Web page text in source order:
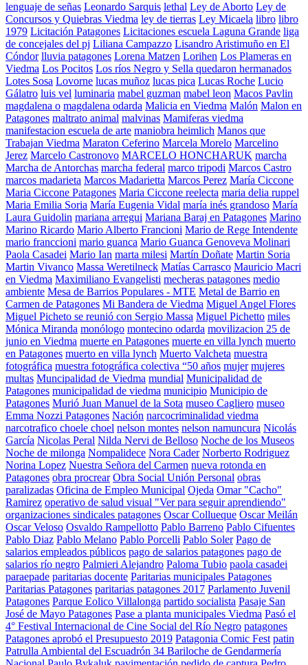
lenguaje de señas Leonardo Sarquis lethal Ley de Aborto Ley de
Concursos y Quiebras Viedma ley de tierras Ley Micaela libro libro
1979 Licitación Patagones Licitaciones escuela Laguna Grande liga
de concejales del pj Liliana Campazzo Lisandro Aristimuño en El
Cóndor lluvia patagones Lorena Matzen Lorihen Los Plameras en
Viedma Los Pocitos Los ríos Negro y Sella quedaron hermanados
Lotes Sosa Lovorne lucas muñoz lucas pica Lucas Roche Lucio
Gálatro luis vel luminaria mabel guzman mabel leon Macos Pavlin
magdalena o magdalena odarda Malicia en Viedma Malón Malon en
Patagones maltrato animal malvinas Mamiferas viedma
manifestacion escuela de arte maniobra heimlich Manos que
Trabajan Viedma Maraton Ceferino Marcela Morelo Marcelino
Jerez Marcelo Castronovo MARCELO HONCHARUK marcha
Marcha de Antorchas marcha federal marco tripodi Marcos Castro
marcos madarieta Marcos Madarietta Marcos Perez María Ciccone
Maria Ciccone Patagones Maria Ciccone reelecta maria delia ruppel
Maria Emilia Soria María Eugenia Vidal maría inés grandoso María
Laura Guidolin mariana arregui Mariana Baraj en Patagones Marino
Marino Ricardo Mario Alberto Francioni Mario de Rege Intendente
mario franccioni mario guanca Mario Guanca Genoveva Molinari
Paola Casadei Mario Ian marta milesi Martín Doñate Martin Soria
Martin Vivanco Massa Weretilneck Matías Carrasco Mauricio Macri
en Viedma Maximiliano Evangelisti mecheras patagones medio
ambiente Mesa de Barrios Populares - MTE Metal de Barrio en
Carmen de Patagones Mi Bandera de Viedma Miguel Angel Flores
Miguel Picheto se reunió con Sergio Massa Miguel Pichetto miles
Mónica Miranda monólogo montecino odarda movilizacion 25 de
junio en Viedma muerte en Patagones muerte en villa lynch muerto
en Patagones muerto en villa lynch Muerto Valcheta muestra
fotográfica muestra fotográfica colectiva “50 años mujer mujeres
multas Muncipalidad de Viedma mundial Municipalidad de
Patagones municipalidad de viedma municipio Municipio de
Patagones Murió Juan Manuel de la Sota museo Cagliero museo
Emma Nozzi Patagones Nación narcocriminalidad viedma
narcotrafico choele choel nelson montes nelson namuncura Nicolás
García Nicolas Peral Nilda Nervi de Belloso Noche de los Museos
Noche de milonga Nompalidece Nora Cader Norberto Rodriguez
Norina Lopez Nuestra Señora del Carmen nueva rotonda en
Patagones obra procrear Obra Social Unión Personal obras
paralizadas Oficina de Empleo Municipal Ojeda Omar "Cacho"
Ramirez operativo de salud visual "Ver para seguir aprendiendo"
organizaciones sindicales patagones Oscar Collueque Oscar Meilán
Oscar Veloso Osvaldo Rampellotto Pablo Barreno Pablo Cifuentes
Pablo Diaz Pablo Melano Pablo Porcelli Pablo Soler Pago de
salarios empleados públicos pago de salarios patagones pago de
salarios río negro Palmieri Alejandro Paloma Tubio paola casadei
paraepade paritarias docente Paritarias municipales Patagones
Paritarias Patagones paritarias patagones 2017 Parlamento Juvenil
Patagones Parque Eolico Villalonga partido socialista Pasaje San
José de Mayo Patagones Pase a planta municipales Viedma Pasó el
4° Festival Internacional de Cine Social del Río Negro patagones
Patagones aprobó el Presupuesto 2019 Patagonia Comic Fest patin
Patrulla Ambiental del Escuadrón 34 Bariloche de Gendarmería